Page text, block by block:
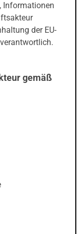
Informationen
der EU-
gemäß